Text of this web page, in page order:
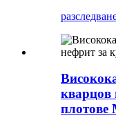
кварцов
плотове